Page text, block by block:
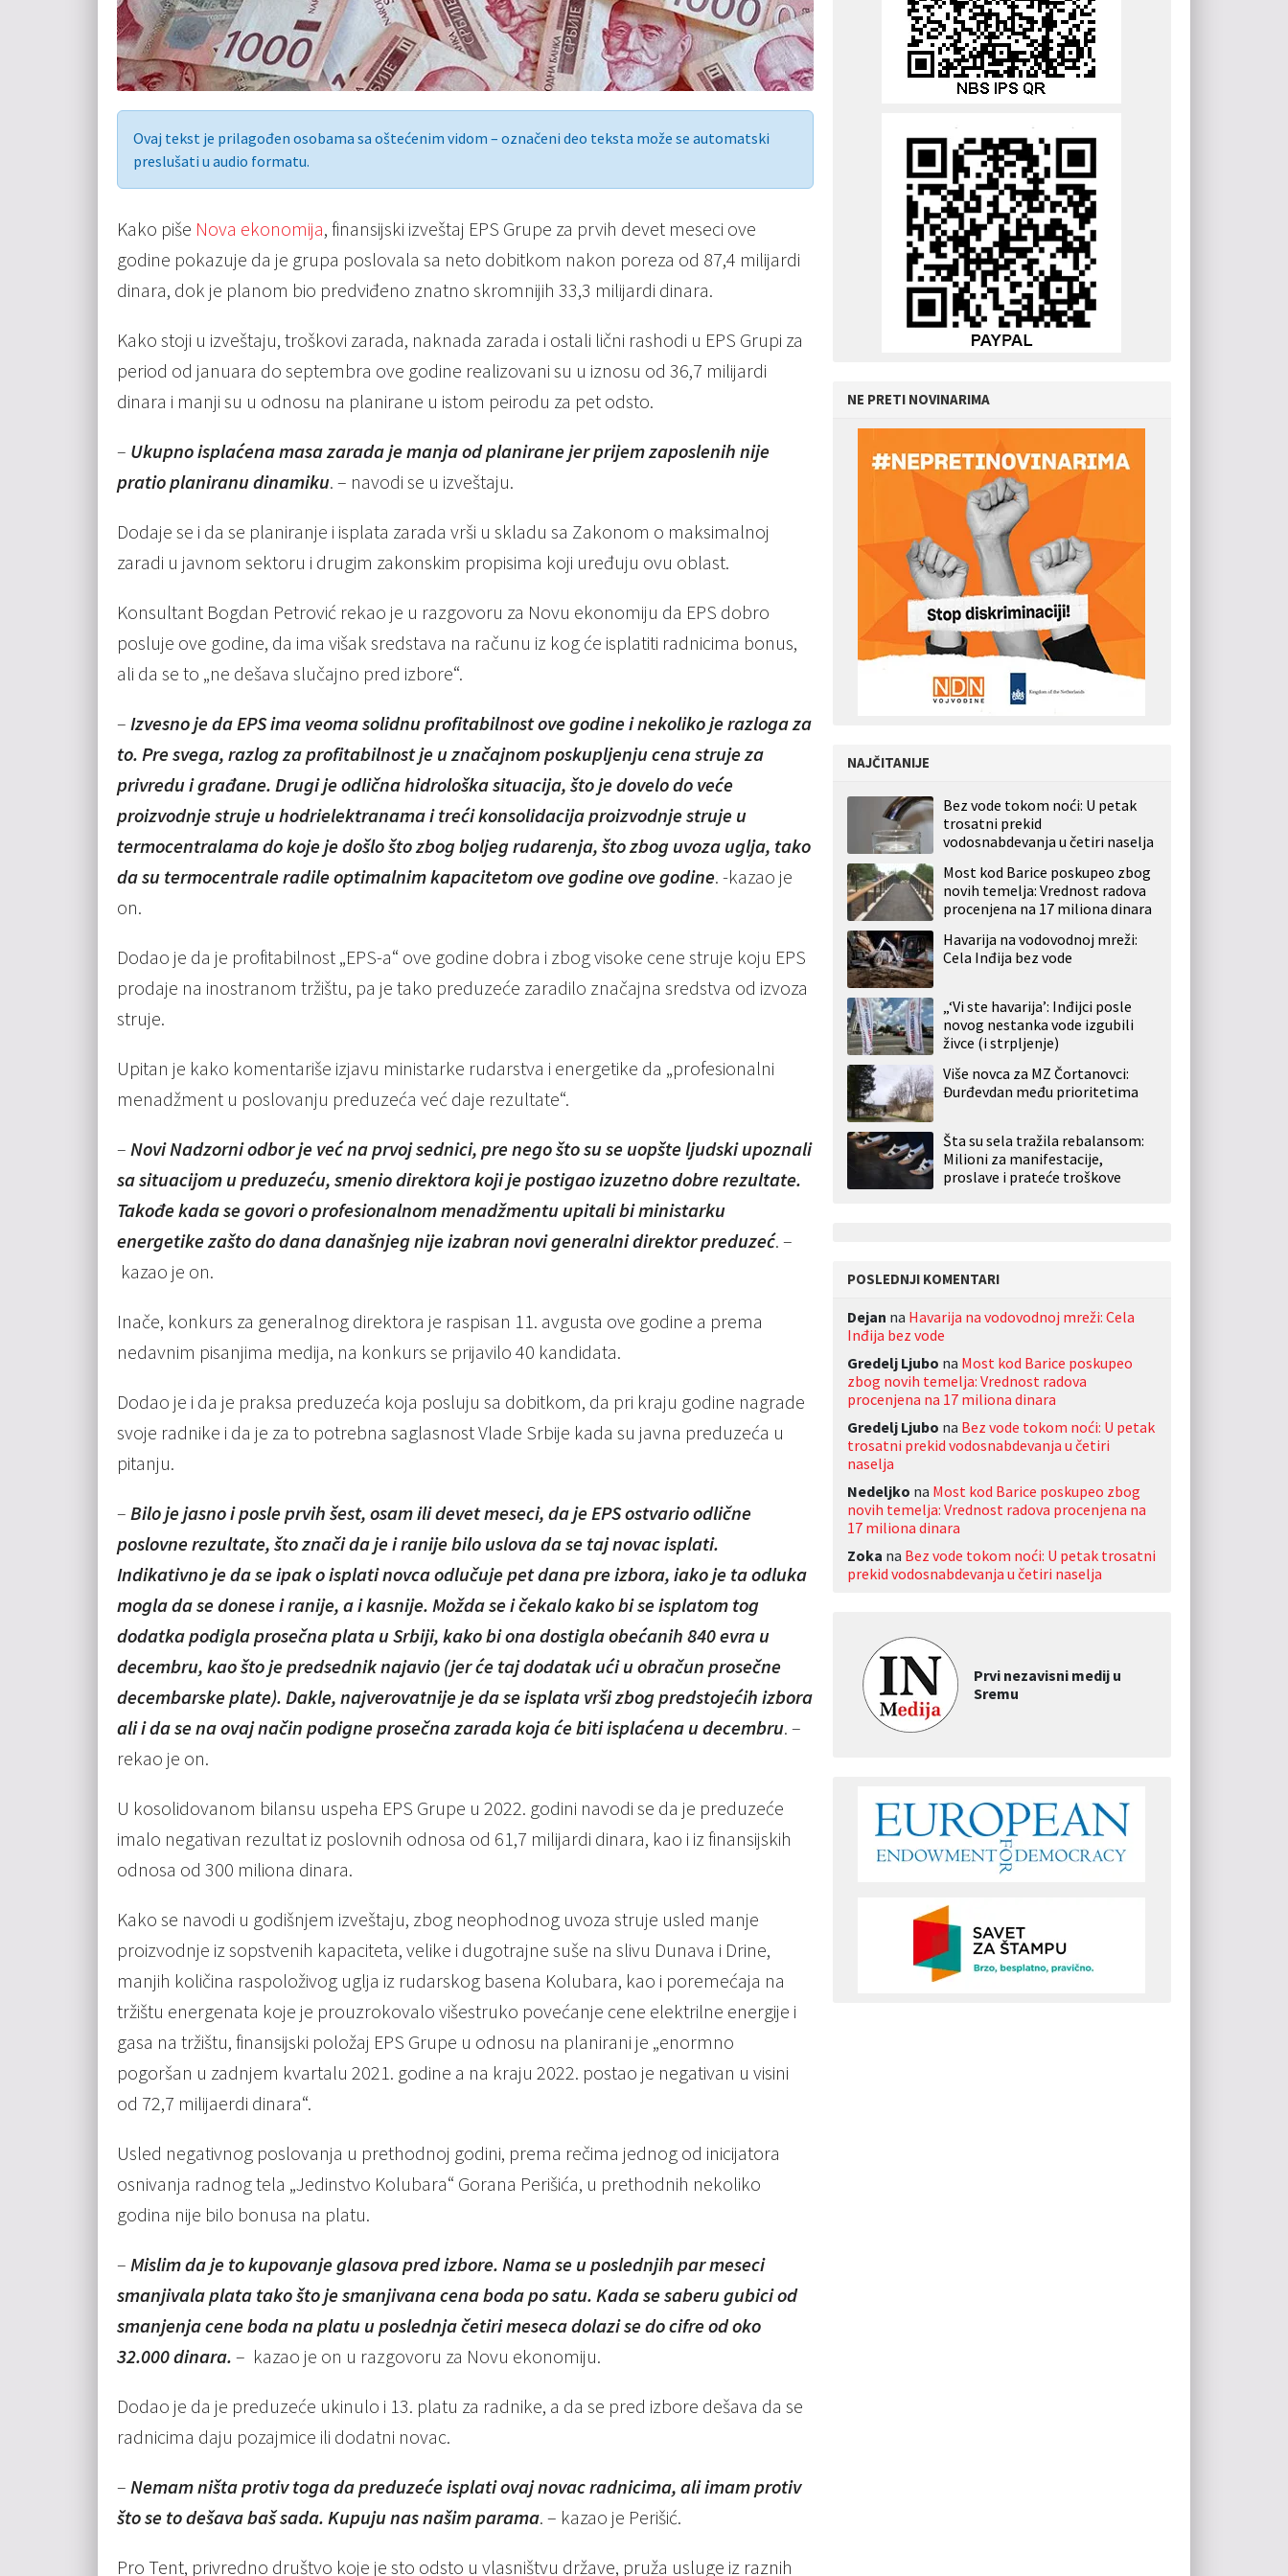
Ovaj tekst je prilagođen osobama sa oštećenim vidom – označeni deo teksta može se automatski
preslušati u audio formatu.
Kako piše Nova ekonomija, finansijski izveštaj EPS Grupe za prvih devet meseci ove
godine pokazuje da je grupa poslovala sa neto dobitkom nakon poreza od 87,4 milijardi
dinara, dok je planom bio predviđeno znatno skromnijih 33,3 milijardi dinara.
Kako stoji u izveštaju, troškovi zarada, naknada zarada i ostali lični rashodi u EPS Grupi za
period od januara do septembra ove godine realizovani su u iznosu od 36,7 milijardi
dinara i manji su u odnosu na planirane u istom peirodu za pet odsto.
– Ukupno isplaćena masa zarada je manja od planirane jer prijem zaposlenih nije
pratio planiranu dinamiku. – navodi se u izveštaju.
Dodaje se i da se planiranje i isplata zarada vrši u skladu sa Zakonom o maksimalnoj
zaradi u javnom sektoru i drugim zakonskim propisima koji uređuju ovu oblast.
Konsultant Bogdan Petrović rekao je u razgovoru za Novu ekonomiju da EPS dobro
posluje ove godine, da ima višak sredstava na računu iz kog će isplatiti radnicima bonus,
ali da se to „ne dešava slučajno pred izbore“.
– Izvesno je da EPS ima veoma solidnu profitabilnost ove godine i nekoliko je razloga za
to. Pre svega, razlog za profitabilnost je u značajnom poskupljenju cena struje za
privredu i građane. Drugi je odlična hidrološka situacija, što je dovelo do veće
proizvodnje struje u hodrielektranama i treći konsolidacija proizvodnje struje u
termocentralama do koje je došlo što zbog boljeg rudarenja, što zbog uvoza uglja, tako
da su termocentrale radile optimalnim kapacitetom ove godine ove godine. -kazao je
on.
Dodao je da je profitabilnost „EPS-a“ ove godine dobra i zbog visoke cene struje koju EPS
prodaje na inostranom tržištu, pa je tako preduzeće zaradilo značajna sredstva od izvoza
struje.
Upitan je kako komentariše izjavu ministarke rudarstva i energetike da „profesionalni
menadžment u poslovanju preduzeća već daje rezultate“.
– Novi Nadzorni odbor je već na prvoj sednici, pre nego što su se uopšte ljudski upoznali
sa situacijom u preduzeću, smenio direktora koji je postigao izuzetno dobre rezultate.
Takođe kada se govori o profesionalnom menadžmentu upitali bi ministarku
energetike zašto do dana današnjeg nije izabran novi generalni direktor preduzeć. –
kazao je on.
Inače, konkurs za generalnog direktora je raspisan 11. avgusta ove godine a prema
nedavnim pisanjima medija, na konkurs se prijavilo 40 kandidata.
Dodao je i da je praksa preduzeća koja posluju sa dobitkom, da pri kraju godine nagrade
svoje radnike i da je za to potrebna saglasnost Vlade Srbije kada su javna preduzeća u
pitanju.
– Bilo je jasno i posle prvih šest, osam ili devet meseci, da je EPS ostvario odlične
poslovne rezultate, što znači da je i ranije bilo uslova da se taj novac isplati.
Indikativno je da se ipak o isplati novca odlučuje pet dana pre izbora, iako je ta odluka
mogla da se donese i ranije, a i kasnije. Možda se i čekalo kako bi se isplatom tog
dodatka podigla prosečna plata u Srbiji, kako bi ona dostigla obećanih 840 evra u
decembru, kao što je predsednik najavio (jer će taj dodatak ući u obračun prosečne
decembarske plate). Dakle, najverovatnije je da se isplata vrši zbog predstojećih izbora
ali i da se na ovaj način podigne prosečna zarada koja će biti isplaćena u decembru. –
rekao je on.
U kosolidovanom bilansu uspeha EPS Grupe u 2022. godini navodi se da je preduzeće
imalo negativan rezultat iz poslovnih odnosa od 61,7 milijardi dinara, kao i iz finansijskih
odnosa od 300 miliona dinara.
Kako se navodi u godišnjem izveštaju, zbog neophodnog uvoza struje usled manje
proizvodnje iz sopstvenih kapaciteta, velike i dugotrajne suše na slivu Dunava i Drine,
manjih količina raspoloživog uglja iz rudarskog basena Kolubara, kao i poremećaja na
tržištu energenata koje je prouzrokovalo višestruko povećanje cene elektrilne energije i
gasa na tržištu, finansijski položaj EPS Grupe u odnosu na planirani je „enormno
pogoršan u zadnjem kvartalu 2021. godine a na kraju 2022. postao je negativan u visini
od 72,7 milijaerdi dinara“.
Usled negativnog poslovanja u prethodnoj godini, prema rečima jednog od inicijatora
osnivanja radnog tela „Jedinstvo Kolubara“ Gorana Perišića, u prethodnih nekoliko
godina nije bilo bonusa na platu.
– Mislim da je to kupovanje glasova pred izbore. Nama se u poslednjih par meseci
smanjivala plata tako što je smanjivana cena boda po satu. Kada se saberu gubici od
smanjenja cene boda na platu u poslednja četiri meseca dolazi se do cifre od oko
32.000 dinara. – kazao je on u razgovoru za Novu ekonomiju.
Dodao je da je preduzeće ukinulo i 13. platu za radnike, a da se pred izbore dešava da se
radnicima daju pozajmice ili dodatni novac.
– Nemam ništa protiv toga da preduzeće isplati ovaj novac radnicima, ali imam protiv
što se to dešava baš sada. Kupuju nas našim parama. – kazao je Perišić.
Pro Tent, privredno društvo koje je sto odsto u vlasništvu države, pruža usluge iz raznih
NE PRETI NOVINARIMA
NAJČITANIJE
Bez vode tokom noći: U petak
trosatni prekid
vodosnabdevanja u četiri naselja
Most kod Barice poskupeo zbog
novih temelja: Vrednost radova
procenjena na 17 miliona dinara
Havarija na vodovodnoj mreži:
Cela Inđija bez vode
„‘Vi ste havarija’: Inđijci posle
novog nestanka vode izgubili
živce (i strpljenje)
Više novca za MZ Čortanovci:
Đurđevdan među prioritetima
Šta su sela tražila rebalansom:
Milioni za manifestacije,
proslave i prateće troškove
POSLEDNJI KOMENTARI
Dejan na Havarija na vodovodnoj mreži: Cela
Inđija bez vode
Gredelj Ljubo na Most kod Barice poskupeo
zbog novih temelja: Vrednost radova
procenjena na 17 miliona dinara
Gredelj Ljubo na Bez vode tokom noći: U petak
trosatni prekid vodosnabdevanja u četiri
naselja
Nedeljko na Most kod Barice poskupeo zbog
novih temelja: Vrednost radova procenjena na
17 miliona dinara
Zoka na Bez vode tokom noći: U petak trosatni
prekid vodosnabdevanja u četiri naselja
Prvi nezavisni medij u
Sremu